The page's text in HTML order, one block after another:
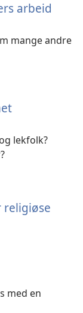
arbeid
mange andre
lekfolk?
religiøse
med en